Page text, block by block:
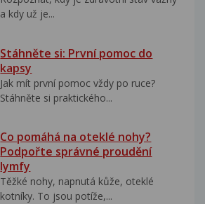
a kdy už je...
Stáhněte si: První pomoc do
kapsy
Jak mít první pomoc vždy po ruce?
Stáhněte si praktického...
Co pomáhá na oteklé nohy?
Podpořte správné proudění
lymfy
Těžké nohy, napnutá kůže, oteklé
kotníky. To jsou potíže,...